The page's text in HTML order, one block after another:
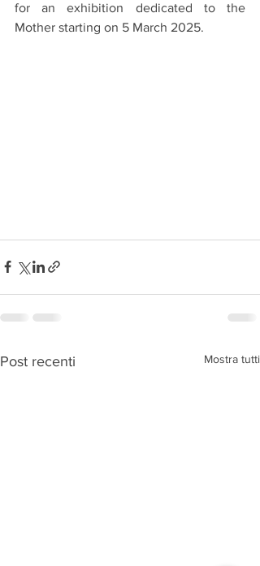
for an exhibition dedicated to the
Mother starting on 5 March 2025.
Post recenti Mostra tutti